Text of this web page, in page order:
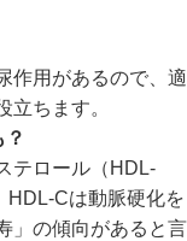
作用があるので、適
立ちます。
テロール（HDL-
HDL-Cは動脈硬化を
」の傾向があると言